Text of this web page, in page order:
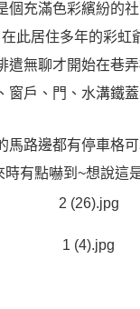
個充滿色彩繽紛的社
在此居住多年的彩虹
遣無聊才開始在巷弄
窗戶、門、水溝鐵
馬路邊都有停車格可
時有點嚇到~想說這